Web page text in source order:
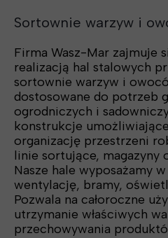
Sortownie warzyw i
Firma Wasz-Mar zajmuje
realizacją hal stalowych
sortownie warzyw i
dostosowane do potrzeb
ogrodniczych i
konstrukcje
organizację przestrzeni
linie sortujące, magazyny
Nasze hale wyposażamy
wentylację, bramy,
Pozwala na całoroczne
utrzymanie właściwych
przechowywania